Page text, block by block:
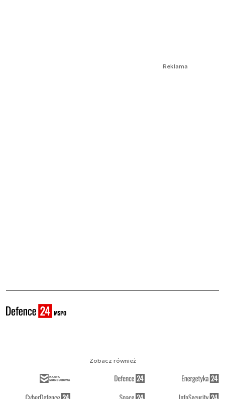
Reklama
Zobacz również